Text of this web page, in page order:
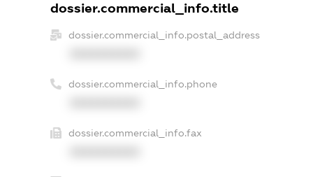
dossier.commercial_info.title
dossier.commercial_info.postal_address
dossier.commercial_info.phone
dossier.commercial_info.fax